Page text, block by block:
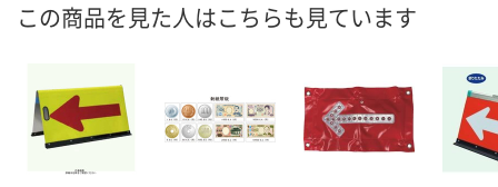
この商品を見た人はこちらも見ています